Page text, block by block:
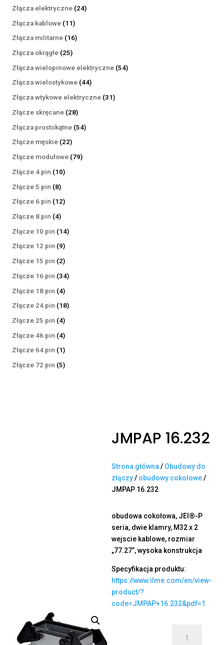
produkty
Złącza elektryczne 2424
Złącza kablowe 1111
produktów
Złącza militarne 1616
Złącza okrągłe 2525
produktów
Złącza wielopinowe elektryczne 5454
Złącza wielostykowe 4444
produkty
Złącza wtykowe elektryczne 3131
Złącze skręcane 2828
produktów
Złącza prostokątne 5454
Złącze męskie 2222
produkty
Złącze modułowe 7979
Złącze 4 pin 1010
Złącze 5 pin 88
produktów
Złącze 6 pin 1212
Złącze 8 pin 44
produkty
Złącze 10 pin 1414
Złącze 12 pin 99
produktów
Złącze 15 pin 22
produkty
Złącze 16 pin 3434
Złącze 18 pin 44
produkty
Złącze 24 pin 1818
Złącze 25 pin 44
produkty
Złącze 46 pin 44
produkty
Złącze 64 pin 11
produkt
Złącze 72 pin 55
JMPAP 16.232
Strona główna / Obudowy do
złączy/ obudowy cokołowe/
JMPAP 16.232
obudowa cokołowa, JEI®-P
seria, dwie klamry, M32 x 2
wejscie kablowe, rozmiar
„77.27”, wysoka konstrukcja
Specyfikacja produktu:
https://www.ilme.com/en/view-
product/?
code=JMPAP+16.232&pdf=1
JMPAP